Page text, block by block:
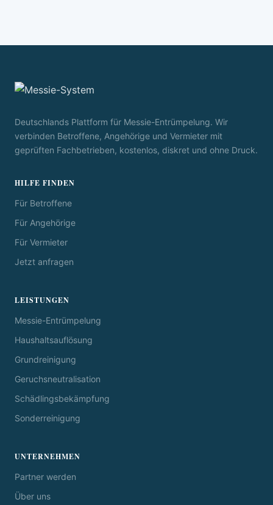
Deutschlands Plattform für Messie-Entrümpelung. Wir
verbinden Betroffene, Angehörige und Vermieter mit
geprüften Fachbetrieben, kostenlos, diskret und ohne Druck.
HILFE FINDEN
Für Betroffene
Für Angehörige
Für Vermieter
Jetzt anfragen
LEISTUNGEN
Messie-Entrümpelung
Haushaltsauflösung
Grundreinigung
Geruchsneutralisation
Schädlingsbekämpfung
Sonderreinigung
UNTERNEHMEN
Partner werden
Über uns